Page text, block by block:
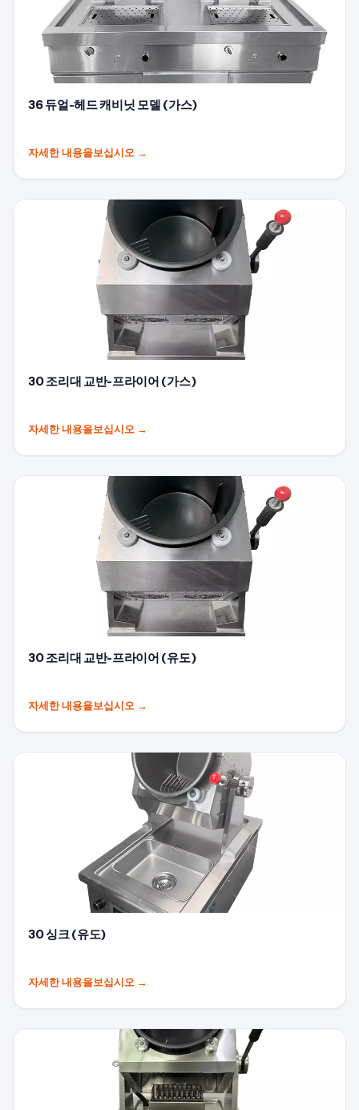
36 듀얼-헤드 캐비닛 모델 (가스)
자세한 내용을보십시오 →
30 조리대 교반-프라이어 (가스)
자세한 내용을보십시오 →
30 조리대 교반-프라이어 (유도)
자세한 내용을보십시오 →
30 싱크 (유도)
자세한 내용을보십시오 →